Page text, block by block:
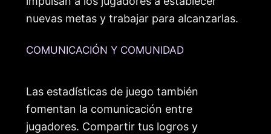
nuevas metas y trabajar para alcanzarlas.
COMUNICACIÓN Y COMUNIDAD
Las estadísticas de juego también
fomentan la comunicación entre
jugadores. Compartir tus logros y